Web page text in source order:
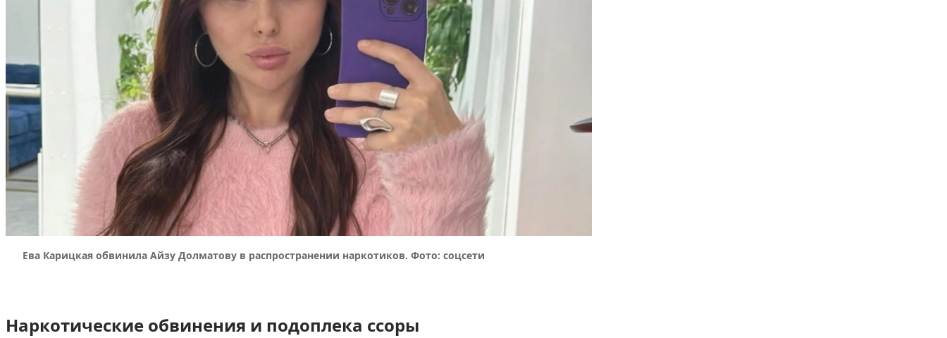
Ева Карицкая обвинила Айзу Долматову в распространении наркотиков. Фото: соцсети
Наркотические обвинения и подоплека ссоры